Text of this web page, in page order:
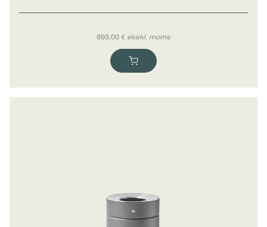
Markedsførings-cookies brukes til å spore besøkende på
893,00 € ekskl. moms